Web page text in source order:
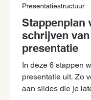
Stappenplan
schrijven
presentatie
In deze 6 stappen
presentatie uit. Zo
aan slides die je
Presentatiestructuur